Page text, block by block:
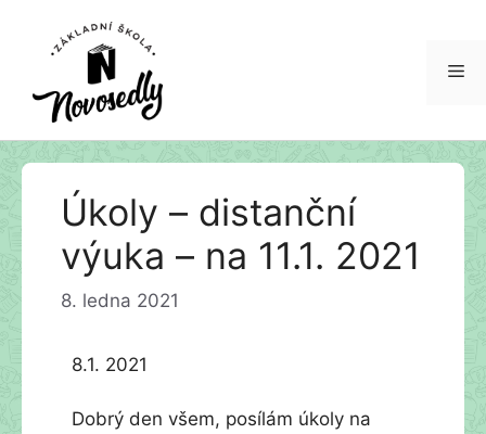
Přeskočit
Úkoly – distanční
výuka – na 11.1. 2021
8. ledna 2021
8.1. 2021
Dobrý den všem, posílám úkoly na